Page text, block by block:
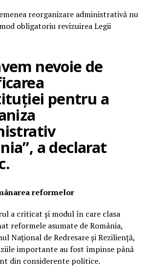
reorganizare administrativă nu
obligatoriu revizuirea Legii
nevoie de
pentru a
a declarat
reformelor
a criticat și modul în care clasa
reformele asumate de România,
Național de Redresare și Reziliență,
importante au fost împinse până
din considerente politice.